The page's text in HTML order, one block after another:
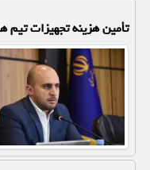
تأمین هزینه تجهیزات تیم